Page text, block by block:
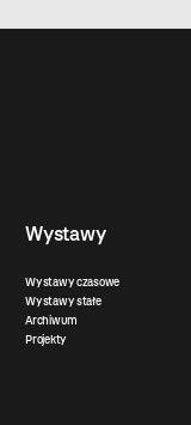
Wystawy
Wystawy czasowe
Wystawy stałe
Archiwum
Projekty